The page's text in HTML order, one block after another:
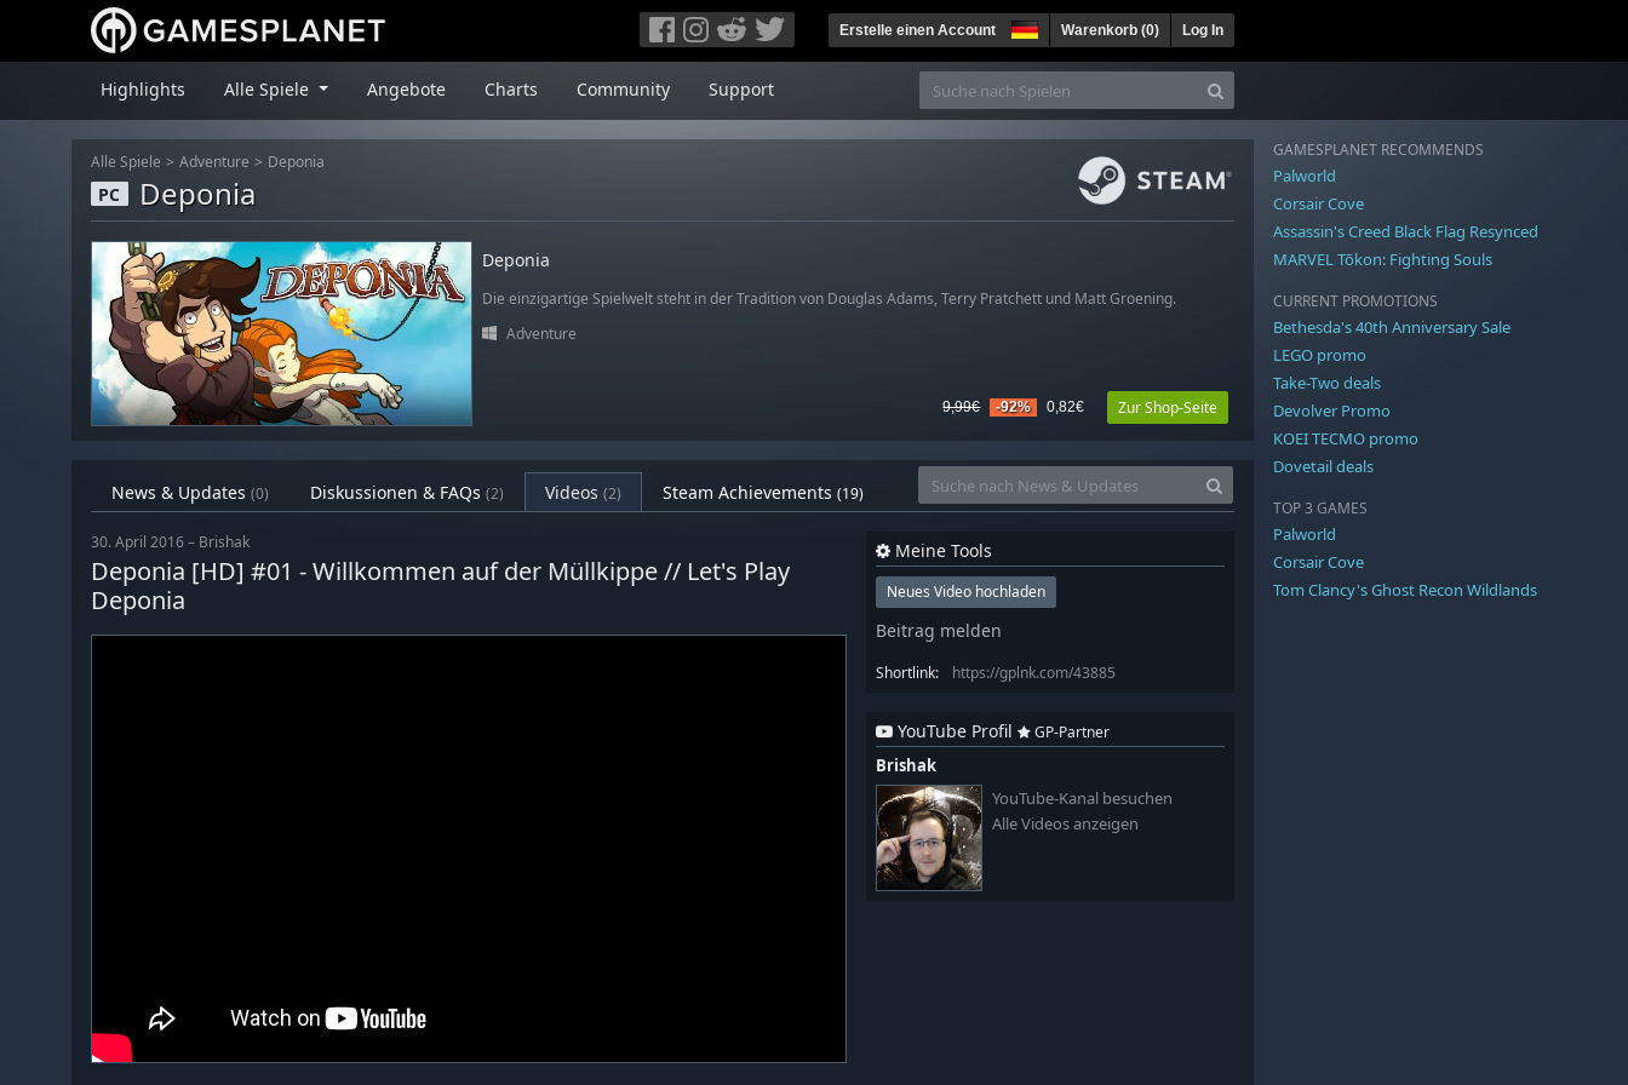
Erstelle einen Account Warenkorb (0) Log In
Highlights Alle Spiele Angebote Charts Community Support
Alle Spiele Adventure Deponia
PC Deponia
Deponia
Die einzigartige Spielwelt steht in der Tradition von Douglas Adams, Terry Pratchett und Matt Groening.
Adventure
9,99€ -92% 0,82€ Zur Shop-Seite
News & Updates (0) Diskussionen & FAQs (2) Videos (2) Steam Achievements (19)
30. April 2016 – Brishak
Deponia [HD] #01 - Willkommen auf der Müllkippe // Let's Play
Deponia
Meine Tools
Neues Video hochladen
Beitrag melden
Shortlink: https://gplnk.com/43885
YouTube Profil GP-Partner
Brishak
YouTube-Kanal besuchen
Alle Videos anzeigen
GAMESPLANET RECOMMENDS
Palworld
Corsair Cove
Assassin's Creed Black Flag Resynced
MARVEL Tōkon: Fighting Souls
CURRENT PROMOTIONS
Bethesda's 40th Anniversary Sale
LEGO promo
Take-Two deals
Devolver Promo
KOEI TECMO promo
Dovetail deals
TOP 3 GAMES
Palworld
Corsair Cove
Tom Clancy's Ghost Recon Wildlands